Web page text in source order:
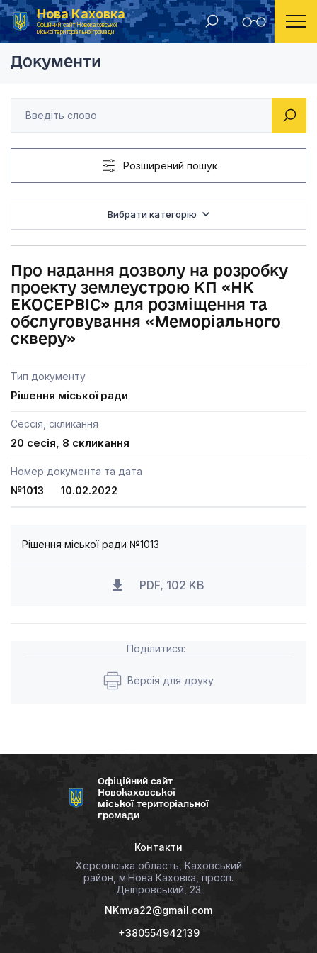
Нова Каховка
Офіційний сайт Новокаховської
міської територіальної громади
Головна Рішення Новокаховської міської ради 2022 рік Про надання
Документи
Розширений пошук
Вибрати категорію
Про надання дозволу на розробку
проекту землеустрою КП «НК
ЕКОСЕРВІС» для розміщення та
обслуговування «Меморіального
скверу»
Тип документу
Рішення міської ради
Сессія, скликання
20 сесія, 8 скликання
Номер документа та дата
№1013 10.02.2022
Рішення міської ради №1013
PDF, 102 KB
Поділитися:
Версія для друку
Офіційний сайт
Новокаховської
міської територіальної
громади
Контакти
Херсонська область, Каховський
район, м.Нова Каховка, просп.
Дніпровський, 23
NKmva22@gmail.com
+380554942139